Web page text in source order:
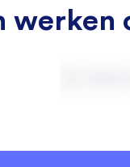
werken